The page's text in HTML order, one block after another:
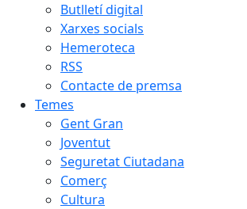
Butlletí digital
Xarxes socials
Hemeroteca
RSS
Contacte de premsa
Temes
Gent Gran
Joventut
Seguretat Ciutadana
Comerç
Cultura